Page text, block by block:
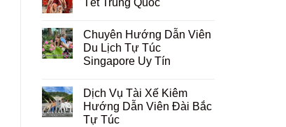
Tết Trung Quốc
Chuyên Hướng Dẫn Viên
Du Lịch Tự Túc
Singapore Uy Tín
Dịch Vụ Tài Xế Kiêm
Hướng Dẫn Viên Đài Bắc
Tự Túc